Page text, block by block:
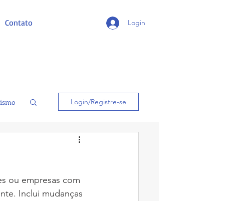
Contato Login
Login/Registre-se
ou empresas com
Inclui mudanças